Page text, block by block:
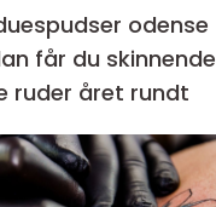
odense
får du skinnende
ruder året rundt